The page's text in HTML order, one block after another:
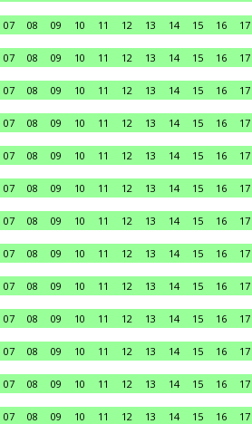
07 08 09 10 11 12 13 14 15 16 17
07 08 09 10 11 12 13 14 15 16 17
07 08 09 10 11 12 13 14 15 16 17
07 08 09 10 11 12 13 14 15 16 17
07 08 09 10 11 12 13 14 15 16 17
07 08 09 10 11 12 13 14 15 16 17
07 08 09 10 11 12 13 14 15 16 17
07 08 09 10 11 12 13 14 15 16 17
07 08 09 10 11 12 13 14 15 16 17
07 08 09 10 11 12 13 14 15 16 17
07 08 09 10 11 12 13 14 15 16 17
07 08 09 10 11 12 13 14 15 16 17
07 08 09 10 11 12 13 14 15 16 17